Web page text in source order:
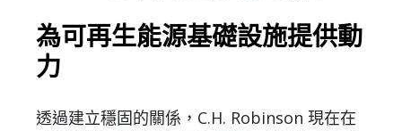
為可再生能源基礎設施提供動
力
透過建立穩固的關係，C.H. Robinson 現在在